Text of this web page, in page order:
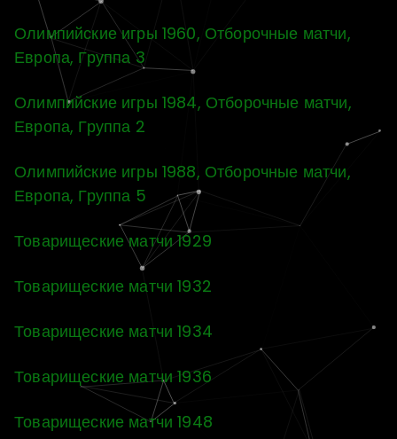
Олимпийские игры 1960, Отборочные матчи,
Европа, Группа 3
Олимпийские игры 1984, Отборочные матчи,
Европа, Группа 2
Олимпийские игры 1988, Отборочные матчи,
Европа, Группа 5
Товарищеские матчи 1929
Товарищеские матчи 1932
Товарищеские матчи 1934
Товарищеские матчи 1936
Товарищеские матчи 1948